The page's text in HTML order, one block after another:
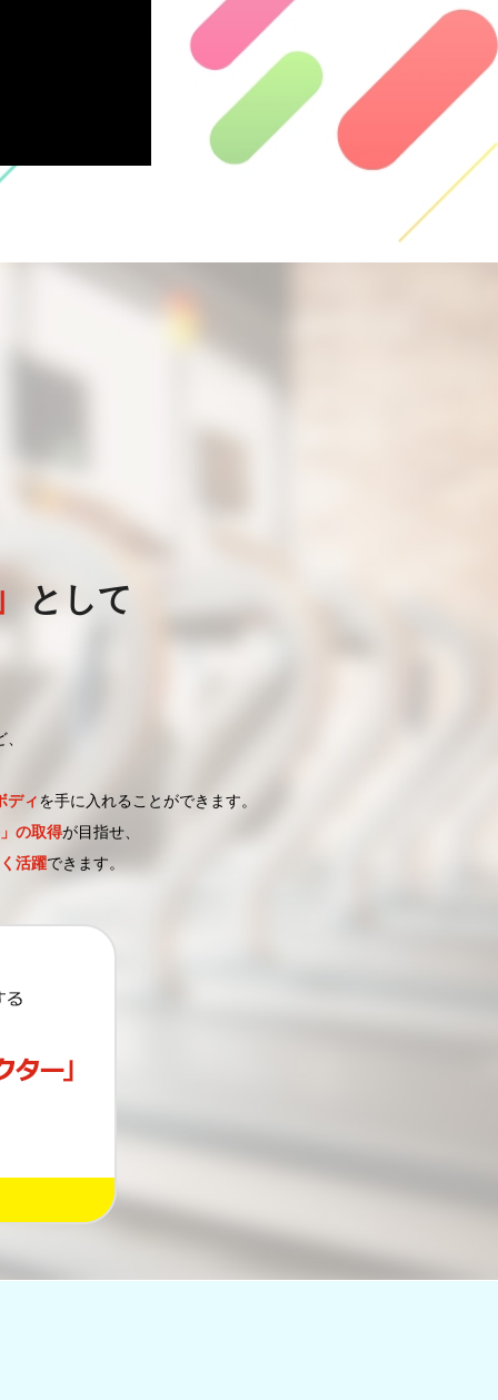
として
ディを手に入れることができます。
の取得が目指せ、
活躍できます。